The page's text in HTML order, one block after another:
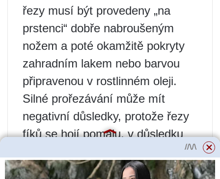
řezy musí být provedeny „na
prstenci“ dobře nabroušeným
nožem a poté okamžitě pokryty
zahradním lakem nebo barvou
připravenou v rostlinném oleji.
Silné prořezávání může mít
negativní důsledky, protože řezy
fíků se hojí pomalu, v důsledku
prstenci.